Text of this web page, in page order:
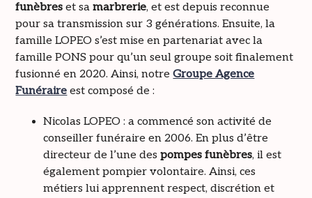
funèbres et samarbrerie, et est depuis reconnue
pour sa transmission sur 3 générations. Ensuite, la
famille LOPEO s’est mise en partenariat avec la
famille PONS pour qu’un seul groupe soit finalement
fusionné en 2020. Ainsi, notreGroupe Agence
Funéraire est composé de :
Nicolas LOPEO : a commencé son activité de
conseiller funéraire en 2006. En plus d’être
directeur de l’une despompes funèbres, il est
également pompier volontaire. Ainsi, ces
métiers lui apprennent respect, discrétion et